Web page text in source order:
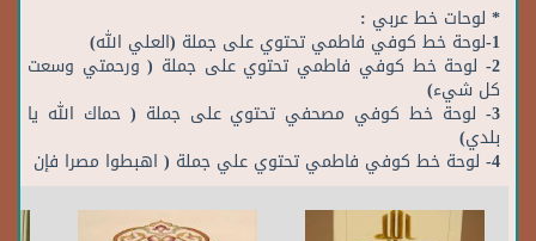
* لوحات خط عربي :
1-لوحة خط كوفي فاطمي تحتوي على جملة (العلي الله)
2- لوحة خط كوفي فاطمي تحتوي على جملة ( ورحمتي وسعت
كل شيء)
3- لوحة خط كوفي مصحفي تحتوي على جملة ( حماك الله يا
بلدي)
4- لوحة خط كوفي فاطمي تحتوي علي جملة ( اهبطوا مصرا فإن